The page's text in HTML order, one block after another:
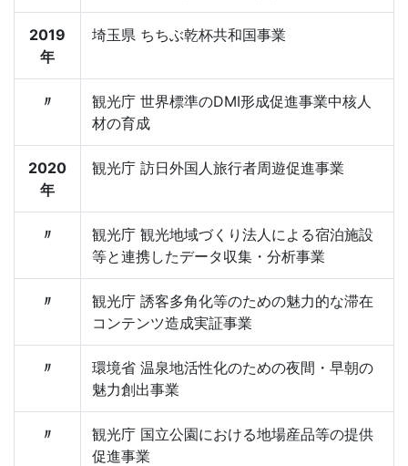
2019
年
埼玉県 ちちぶ乾杯共和国事業
〃
観光庁 世界標準のDMI形成促進事業中核人
材の育成
2020
年
観光庁 訪日外国人旅行者周遊促進事業
〃
観光庁 観光地域づくり法人による宿泊施設
等と連携したデータ収集・分析事業
〃
観光庁 誘客多角化等のための魅力的な滞在
コンテンツ造成実証事業
〃
環境省 温泉地活性化のための夜間・早朝の
魅力創出事業
〃
観光庁 国立公園における地場産品等の提供
促進事業